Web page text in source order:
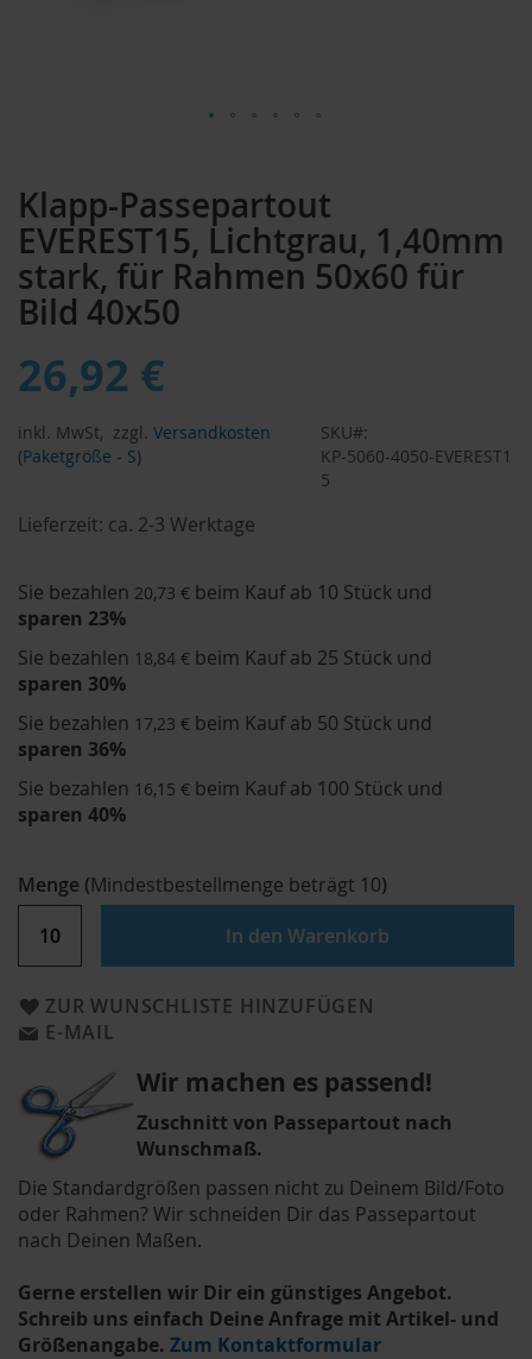
Klapp-Passepartout
EVEREST15, Lichtgrau, 1,40mm
stark, für Rahmen 50x60 für
Bild 40x50
26,92 €
inkl. MwSt, zzgl. Versandkosten
(Paketgröße - S)
SKU
KP-5060-4050-EVEREST1
5
Lieferzeit: ca. 2-3 Werktage
Sie bezahlen 20,73 € beim Kauf ab 10 Stück und
sparen 23%
Sie bezahlen 18,84 € beim Kauf ab 25 Stück und
sparen 30%
Sie bezahlen 17,23 € beim Kauf ab 50 Stück und
sparen 36%
Sie bezahlen 16,15 € beim Kauf ab 100 Stück und
sparen 40%
Menge (Mindestbestellmenge beträgt 10)
In den Warenkorb
ZUR WUNSCHLISTE HINZUFÜGEN
E-MAIL
Wir machen es passend!
Zuschnitt von Passepartout nach
Wunschmaß.
Die Standardgrößen passen nicht zu Deinem Bild/Foto
oder Rahmen? Wir schneiden Dir das Passepartout
nach Deinen Maßen.
Gerne erstellen wir Dir ein günstiges Angebot.
Schreib uns einfach Deine Anfrage mit Artikel- und
Größenangabe. Zum Kontaktformular
der
Bildergalerie
springen